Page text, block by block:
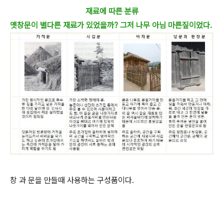
재료에 따른 분류
옛창문이 별다른 재료가 있었을까? 그저 나무 아님 마른짚이었다.
창 과 문을 만들때 사용하는 구성품이다.